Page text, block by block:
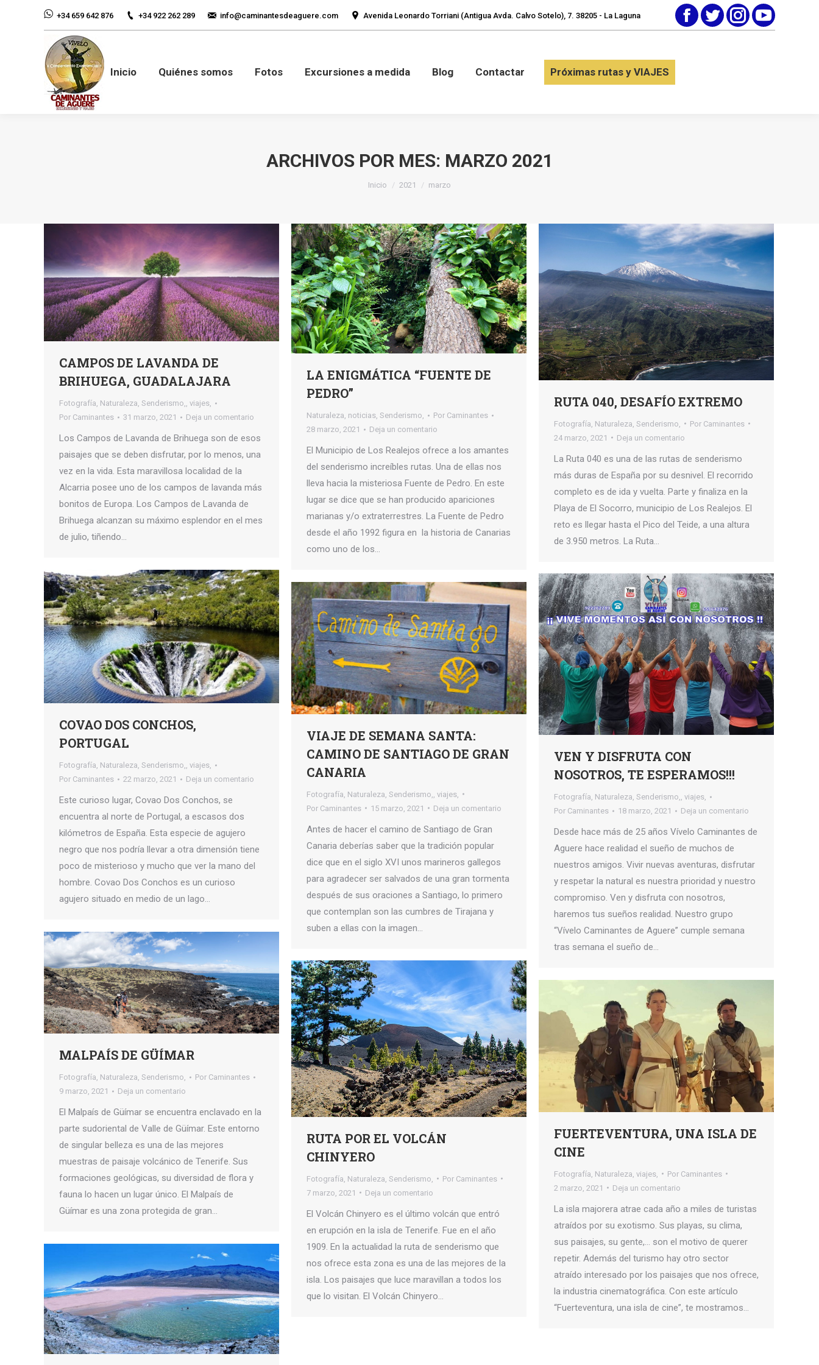
+34 659 642 876 +34 922 262 289 info@caminantesdeaguere.com Avenida Leonardo Torriani (Antigua Avda. Calvo Sotelo), 7. 38205 - La Laguna
FacebookTwitterInstagramYouTube
Inicio Quiénes somos Fotos Excursiones a medida Blog Contactar Próximas rutas y VIAJES
ARCHIVOS POR MES: MARZO 2021
Estás aquí:
Inicio 2021 marzo
CAMPOS DE LAVANDA DE
BRIHUEGA, GUADALAJARA
Fotografía, Naturaleza, Senderismo,, viajes,
Por Caminantes 31 marzo, 2021 Deja un comentario
Los Campos de Lavanda de Brihuega son de esos
paisajes que se deben disfrutar, por lo menos, una
vez en la vida. Esta maravillosa localidad de la
Alcarria posee uno de los campos de lavanda más
bonitos de Europa. Los Campos de Lavanda de
Brihuega alcanzan su máximo esplendor en el mes
de julio, tiñendo…
LA ENIGMÁTICA “FUENTE DE
PEDRO”
Naturaleza, noticias, Senderismo, Por Caminantes
28 marzo, 2021
Deja un comentario
El Municipio de Los Realejos ofrece a los amantes
del senderismo increíbles rutas. Una de ellas nos
lleva hacia la misteriosa Fuente de Pedro. En este
lugar se dice que se han producido apariciones
marianas y/o extraterrestres. La Fuente de Pedro
desde el año 1992 figura en la historia de Canarias
como uno de los…
RUTA 040, DESAFÍO EXTREMO
Fotografía Naturaleza Senderismo, Por Caminantes
24 marzo, 2021
Deja un comentario
La Ruta 040 es una de las rutas de senderismo
más duras de España por su desnivel. El recorrido
completo es de ida y vuelta. Parte y finaliza en la
Playa de El Socorro, municipio de Los Realejos. El
reto es llegar hasta el Pico del Teide, a una altura
de 3.950 metros. La Ruta…
COVAO DOS CONCHOS,
PORTUGAL
Fotografía, Naturaleza, Senderismo,, viajes,
Por Caminantes 22 marzo, 2021 Deja un comentario
Este curioso lugar, Covao Dos Conchos, se
encuentra al norte de Portugal, a escasos dos
kilómetros de España. Esta especie de agujero
negro que nos podría llevar a otra dimensión tiene
poco de misterioso y mucho que ver la mano del
hombre. Covao Dos Conchos es un curioso
agujero situado en medio de un lago…
VEN Y DISFRUTA CON
NOSOTROS, TE ESPERAMOS!!!
Fotografía, Naturaleza, Senderismo,, viajes,
Por Caminantes 18 marzo, 2021 Deja un comentario
Desde hace más de 25 años Vívelo Caminantes de
Aguere hace realidad el sueño de muchos de
nuestros amigos. Vivir nuevas aventuras, disfrutar
y respetar la natural es nuestra prioridad y nuestro
compromiso. Ven y disfruta con nosotros,
haremos tus sueños realidad. Nuestro grupo
“Vívelo Caminantes de Aguere” cumple semana
tras semana el sueño de…
VIAJE DE SEMANA SANTA:
CAMINO DE SANTIAGO DE GRAN
CANARIA
Fotografía Naturaleza Senderismo,
viajes,
Por Caminantes 15 marzo, 2021 Deja un comentario
Antes de hacer el camino de Santiago de Gran
Canaria deberías saber que la tradición popular
dice que en el siglo XVI unos marineros gallegos
para agradecer ser salvados de una gran tormenta
después de sus oraciones a Santiago, lo primero
que contemplan son las cumbres de Tirajana y
suben a ellas con la imagen…
MALPAÍS DE GÜÍMAR
Fotografía, Naturaleza, Senderismo, Por Caminantes
9 marzo, 2021
Deja un comentario
El Malpaís de Güímar se encuentra enclavado en la
parte sudoriental de Valle de Güímar. Este entorno
de singular belleza es una de las mejores
muestras de paisaje volcánico de Tenerife. Sus
formaciones geológicas, su diversidad de flora y
fauna lo hacen un lugar único. El Malpaís de
Güímar es una zona protegida de gran…
RUTA POR EL VOLCÁN
CHINYERO
Fotografía Naturaleza Senderismo, Por Caminantes
7 marzo, 2021
Deja un comentario
El Volcán Chinyero es el último volcán que entró
en erupción en la isla de Tenerife. Fue en el año
1909. En la actualidad la ruta de senderismo que
nos ofrece esta zona es una de las mejores de la
isla. Los paisajes que luce maravillan a todos los
que lo visitan. El Volcán Chinyero…
FUERTEVENTURA, UNA ISLA DE
CINE
Fotografía Naturaleza viajes, Por Caminantes
2 marzo, 2021
Deja un comentario
La isla majorera atrae cada año a miles de turistas
atraídos por su exotismo. Sus playas, su clima,
sus paisajes, su gente,… son el motivo de querer
repetir. Además del turismo hay otro sector
atraído interesado por los paisajes que nos ofrece,
la industria cinematográfica. Con este artículo
“Fuerteventura, una isla de cine”, te mostramos…